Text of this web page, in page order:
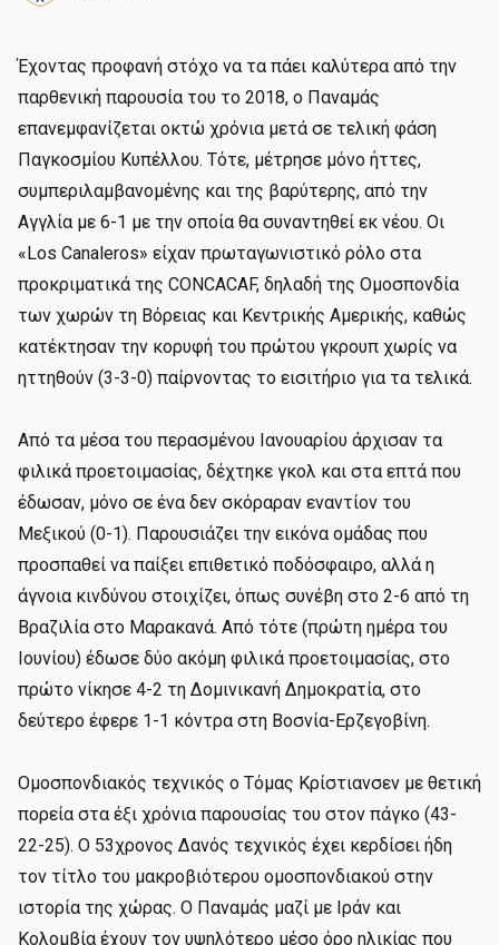
Έχοντας προφανή στόχο να τα πάει καλύτερα από την
παρθενική παρουσία του το 2018, ο Παναμάς
επανεμφανίζεται οκτώ χρόνια μετά σε τελική φάση
Παγκοσμίου Κυπέλλου. Τότε, μέτρησε μόνο ήττες,
συμπεριλαμβανομένης και της βαρύτερης, από την
Αγγλία με 6-1 με την οποία θα συναντηθεί εκ νέου. Οι
«Los Canaleros» είχαν πρωταγωνιστικό ρόλο στα
προκριματικά της CONCACAF, δηλαδή της Ομοσπονδία
των χωρών τη Βόρειας και Κεντρικής Αμερικής, καθώς
κατέκτησαν την κορυφή του πρώτου γκρουπ χωρίς να
ηττηθούν (3-3-0) παίρνοντας το εισιτήριο για τα τελικά.
Από τα μέσα του περασμένου Ιανουαρίου άρχισαν τα
φιλικά προετοιμασίας, δέχτηκε γκολ και στα επτά που
έδωσαν, μόνο σε ένα δεν σκόραραν εναντίον του
Μεξικού (0-1). Παρουσιάζει την εικόνα ομάδας που
προσπαθεί να παίξει επιθετικό ποδόσφαιρο, αλλά η
άγνοια κινδύνου στοιχίζει, όπως συνέβη στο 2-6 από τη
Βραζιλία στο Μαρακανά. Από τότε (πρώτη ημέρα του
Ιουνίου) έδωσε δύο ακόμη φιλικά προετοιμασίας, στο
πρώτο νίκησε 4-2 τη Δομινικανή Δημοκρατία, στο
δεύτερο έφερε 1-1 κόντρα στη Βοσνία-Ερζεγοβίνη.
Ομοσπονδιακός τεχνικός o Τόμας Κρίστιανσεν με θετική
πορεία στα έξι χρόνια παρουσίας του στον πάγκο (43-
22-25). Ο 53χρονος Δανός τεχνικός έχει κερδίσει ήδη
τον τίτλο του μακροβιότερου ομοσπονδιακού στην
ιστορία της χώρας. Ο Παναμάς μαζί με Ιράν και
Κολομβία έχουν τον υψηλότερο μέσο όρο ηλικίας που